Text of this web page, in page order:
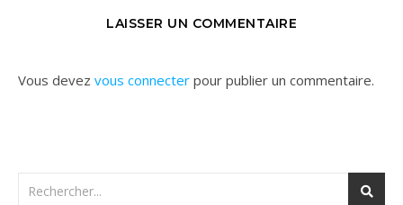
LAISSER UN COMMENTAIRE
Vous devez vous connecter pour publier un commentaire.